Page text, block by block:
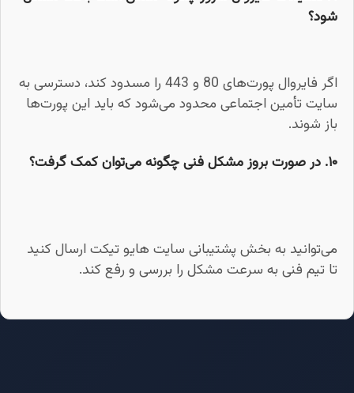
شود؟
اگر فایروال پورت‌های 80 و 443 را مسدود کند، دسترسی به
سایت تأمین اجتماعی محدود می‌شود که باید این پورت‌ها
باز شوند.
۱۰. در صورت بروز مشکل فنی چگونه می‌توان کمک گرفت؟
می‌توانید به بخش پشتیبانی سایت هایو تیکت ارسال کنید
تا تیم فنی به سرعت مشکل را بررسی و رفع کند.